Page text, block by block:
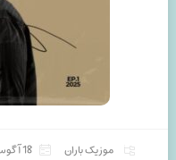
موزیک باران 18 آگوست 2025